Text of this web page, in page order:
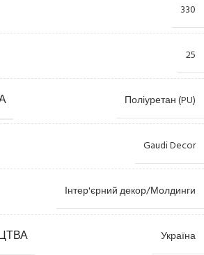
330
25
Поліуретан (PU)
Gaudi Decor
Інтер'єрний декор/Молдинги
Україна